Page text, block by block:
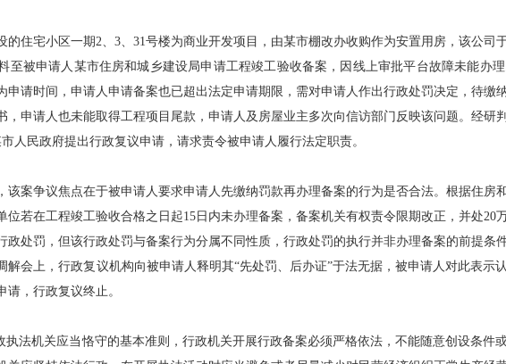
宅小区一期2、3、31号楼为商业开发项目，由某市棚改办收购作为安置用房，该公司
至被申请人某市住房和城乡建设局申请工程竣工验收备案，因线上审批平台故障未能办
申请时间，申请人申请备案也已超出法定申请期限，需对申请人作出行政处罚决定，待
，申请人也未能取得工程项目尾款，申请人及房屋业主多次向信访部门反映该问题。经研
人民政府提出行政复议申请，请求责令被申请人履行法定职责。
争议焦点在于被申请人要求申请人先缴纳罚款再办理备案的行为是否合法。根据住房
位若在工程竣工验收合格之日起15日内未办理备案，备案机关有权责令限期改正，并处20
政处罚，但该行政处罚与备案行为分属不同性质，行政处罚的执行并非办理备案的前提条
解会上，行政复议机构向被申请人释明其“先处罚、后办证”于法无据，被申请人对此表示
，行政复议终止。
机关应当恪守的基本准则，行政机关开展行政备案必须严格依法，不能随意创设条件